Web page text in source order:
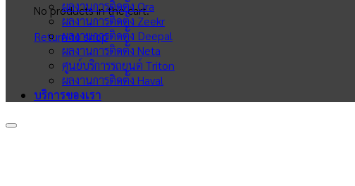
No products in the cart.
Return to shop
ผลงานการติดตั้ง Ora
ผลงานการติดตั้ง Zeekr
ผลงานการติดตั้ง Deepal
ผลงานการติดตั้ง Neta
ศูนย์บริการรถยนต์ Triton
ผลงานการติดตั้ง Haval
บริการของเรา